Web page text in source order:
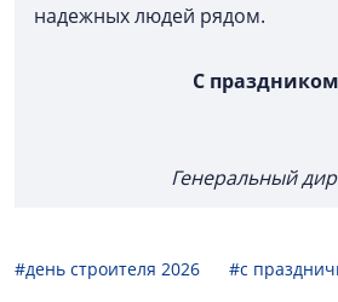
надежных людей рядом.
С
Генеральный
#день строителя 2026 #с